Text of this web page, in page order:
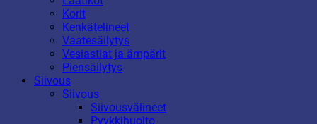
Korit
Kenkätelineet
Vaatesäilytys
Vesiastiat ja ämpärit
Piensäilytys
Siivous
Siivous
Siivousvälineet
Pyykkihuolto